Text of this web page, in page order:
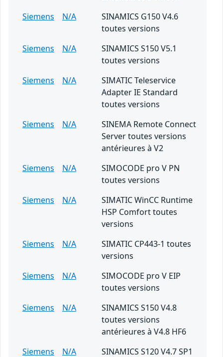
Siemens
N/A
SINAMICS G150 V4.6
toutes versions
Siemens
N/A
SINAMICS S150 V5.1
toutes versions
Siemens
N/A
SIMATIC Teleservice
Adapter IE Standard
toutes versions
Siemens
N/A
SINEMA Remote Connect
Server toutes versions
antérieures à V2
Siemens
N/A
SIMOCODE pro V PN
toutes versions
Siemens
N/A
SIMATIC WinCC Runtime
HSP Comfort toutes
versions
Siemens
N/A
SIMATIC CP443-1 toutes
versions
Siemens
N/A
SIMOCODE pro V EIP
toutes versions
Siemens
N/A
SINAMICS S150 V4.8
toutes versions
antérieures à V4.8 HF6
Siemens
N/A SINAMICS S120 V4.7 SP1